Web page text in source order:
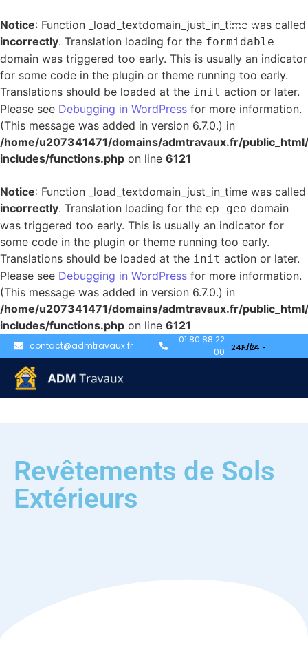
Notice: Function _load_textdomain_just_in_time was called
incorrectly. Translation loading for the formidable
domain was triggered too early. This is usually an indicator
for some code in the plugin or theme running too early.
Translations should be loaded at the init action or later.
Please see Debugging in WordPress for more information.
(This message was added in version 6.7.0.) in
/home/u207341471/domains/admtravaux.fr/
includes/functions.php on line 6121
Notice: Function _load_textdomain_just_in_time was called
incorrectly. Translation loading for the ep-geo domain
was triggered too early. This is usually an indicator for
some code in the plugin or theme running too early.
Translations should be loaded at the init action or later.
Please see Debugging in WordPress for more information.
(This message was added in version 6.7.0.) in
/home/u207341471/domains/admtravaux.fr/
includes/functions.php on line 6121
contact@admtravaux.fr
01 80 88 22
00
Revêtements de Sols
Extérieurs